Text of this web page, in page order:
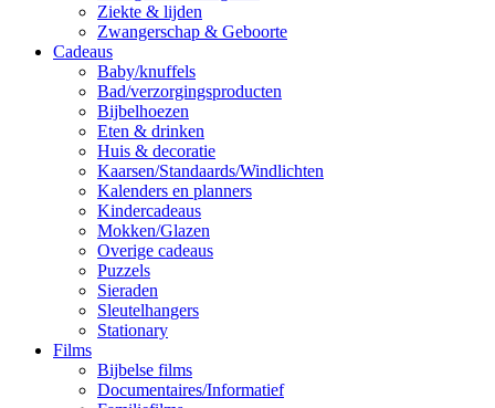
Ziekte & lijden
Zwangerschap & Geboorte
Cadeaus
Baby/knuffels
Bad/verzorgingsproducten
Bijbelhoezen
Eten & drinken
Huis & decoratie
Kaarsen/Standaards/Windlichten
Kalenders en planners
Kindercadeaus
Mokken/Glazen
Overige cadeaus
Puzzels
Sieraden
Sleutelhangers
Stationary
Films
Bijbelse films
Documentaires/Informatief